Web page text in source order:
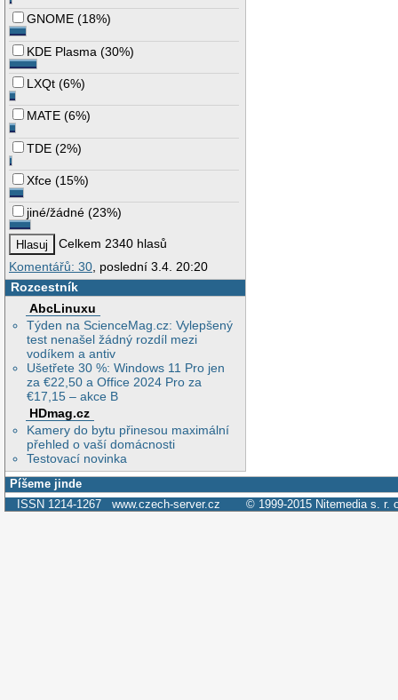
GNOME (18%)
KDE Plasma (30%)
LXQt (6%)
MATE (6%)
TDE (2%)
Xfce (15%)
jiné/žádné (23%)
Celkem 2340 hlasů
Komentářů: 30 , poslední 3.4. 20:20
Rozcestník
AbcLinuxu
Týden na ScienceMag.cz: Vylepšený
test nenašel žádný rozdíl mezi
vodíkem a antiv
Ušetřete 30 %: Windows 11 Pro jen
za €22,50 a Office 2024 Pro za
€17,15 – akce B
HDmag.cz
Kamery do bytu přinesou maximální
přehled o vaší domácnosti
Testovací novinka
Píšeme jinde
ISSN 1214-1267 www.czech-server.cz © 1999-2015 Nitemedia s. r.